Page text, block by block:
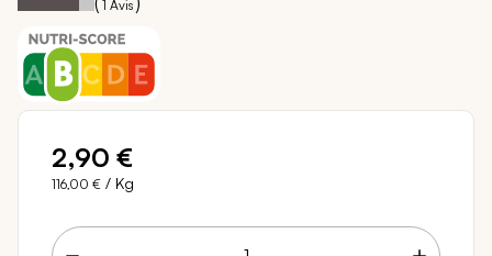
1 Avis
2,90 €
116,00 € / Kg